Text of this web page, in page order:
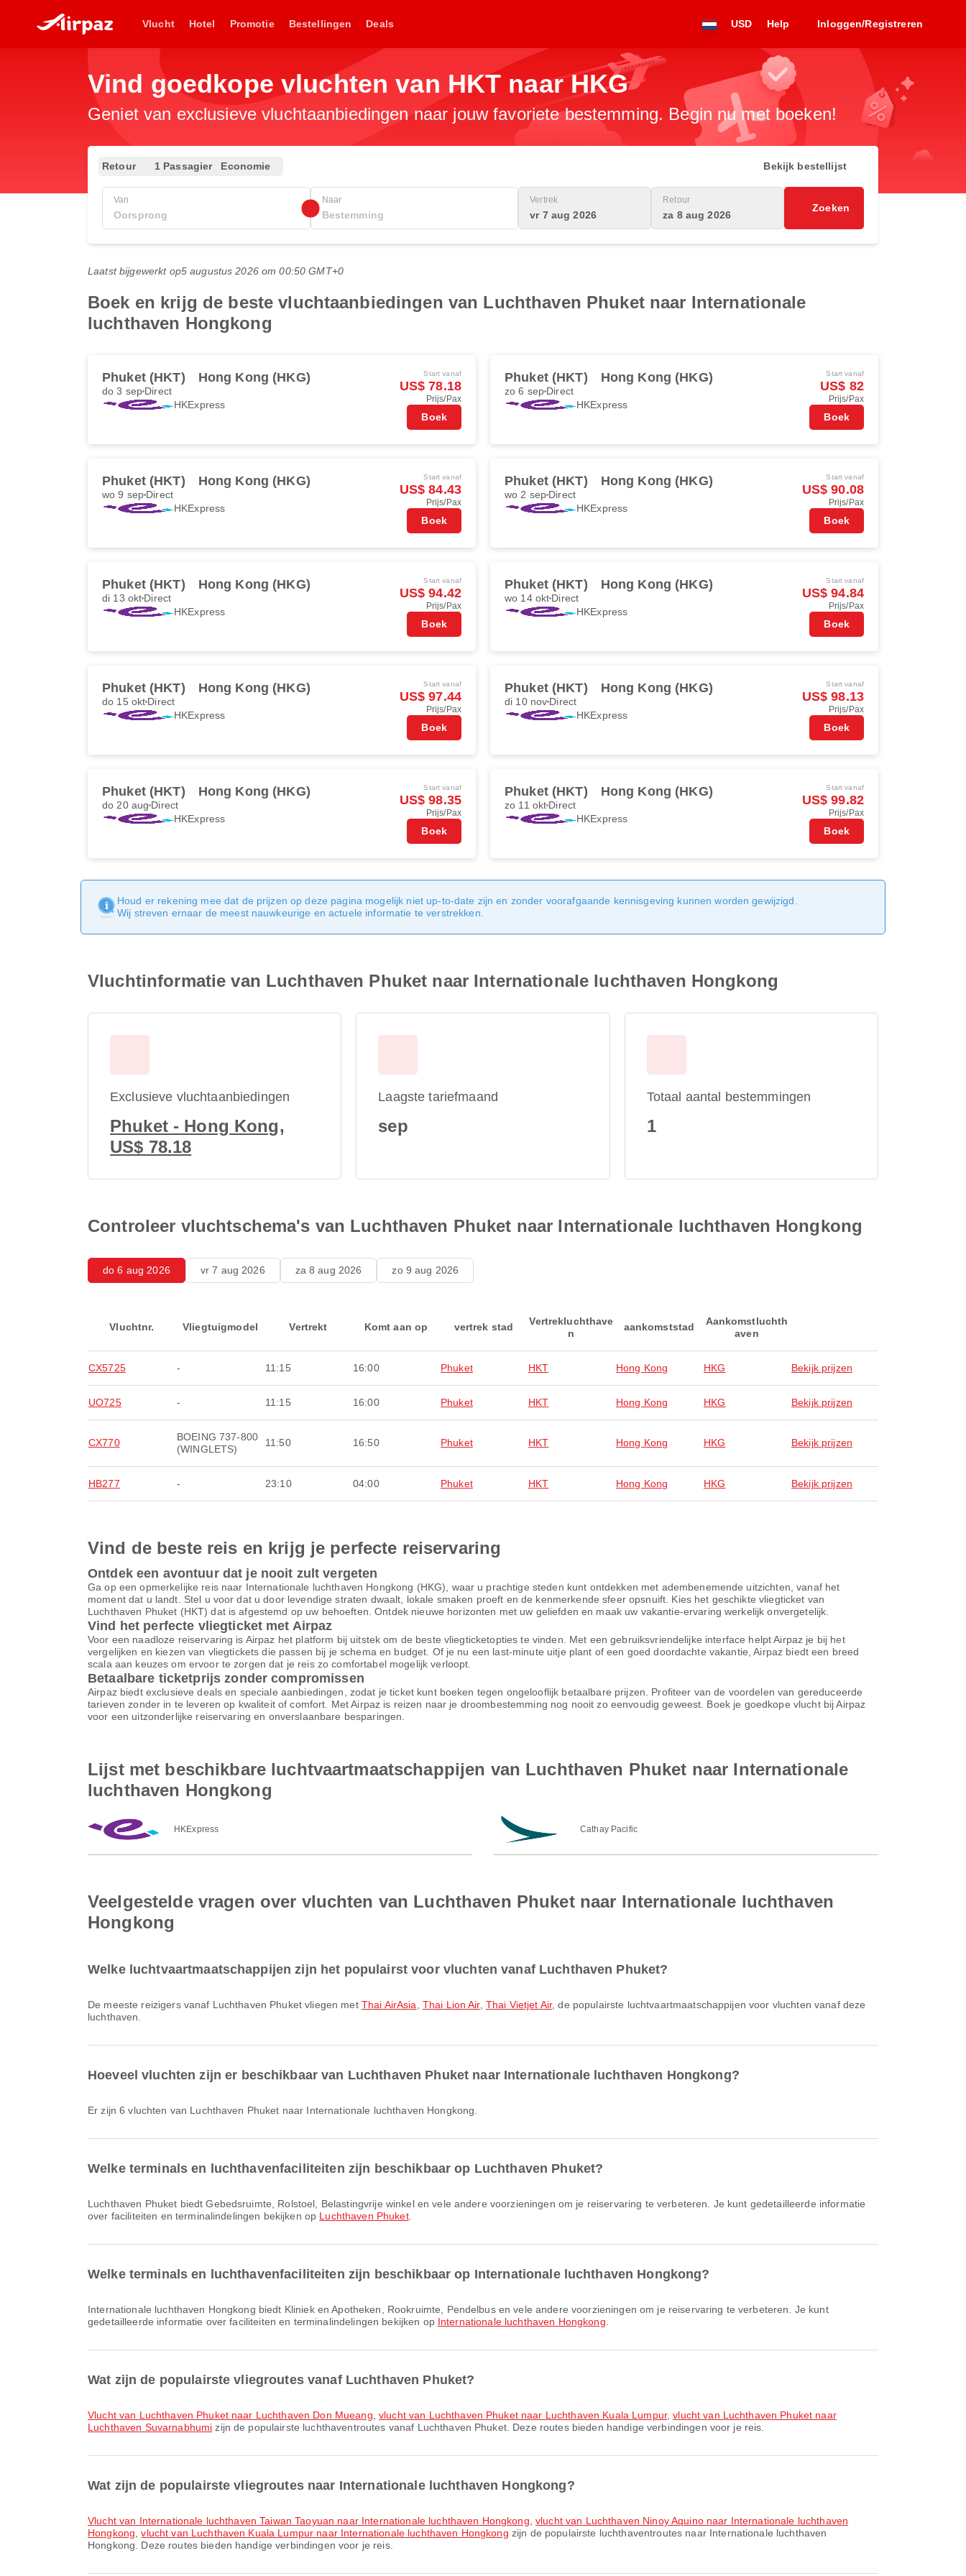
Vlucht Hotel Promotie Bestellingen Deals USD Help Inloggen/Registreren
Vind goedkope vluchten van HKT naar HKG
Geniet van exclusieve vluchtaanbiedingen naar jouw favoriete bestemming. Begin nu met boeken!
Retour 1 Passagier Economie Bekijk bestellijst
Van Naar Vertrek
vr 7 aug 2026
Retour
za 8 aug 2026
Zoeken
Laatst bijgewerkt op5 augustus 2026 om 00:50 GMT+0
Boek en krijg de beste vluchtaanbiedingen van Luchthaven Phuket naar Internationale
luchthaven Hongkong
Phuket (HKT) Hong Kong (HKG)
do 3 sep Direct
HKExpress
Start vanaf
US$ 78.18
Prijs/Pax
Boek
Phuket (HKT) Hong Kong (HKG)
zo 6 sep Direct
HKExpress
Start vanaf
US$ 82
Prijs/Pax
Boek
Phuket (HKT) Hong Kong (HKG)
wo 9 sep Direct
HKExpress
Start vanaf
US$ 84.43
Prijs/Pax
Boek
Phuket (HKT) Hong Kong (HKG)
wo 2 sep Direct
HKExpress
Start vanaf
US$ 90.08
Prijs/Pax
Boek
Phuket (HKT) Hong Kong (HKG)
di 13 okt Direct
HKExpress
Start vanaf
US$ 94.42
Prijs/Pax
Boek
Phuket (HKT) Hong Kong (HKG)
wo 14 okt Direct
HKExpress
Start vanaf
US$ 94.84
Prijs/Pax
Boek
Phuket (HKT) Hong Kong (HKG)
do 15 okt Direct
HKExpress
Start vanaf
US$ 97.44
Prijs/Pax
Boek
Phuket (HKT) Hong Kong (HKG)
di 10 nov Direct
HKExpress
Start vanaf
US$ 98.13
Prijs/Pax
Boek
Phuket (HKT) Hong Kong (HKG)
do 20 aug Direct
HKExpress
Start vanaf
US$ 98.35
Prijs/Pax
Boek
Phuket (HKT) Hong Kong (HKG)
zo 11 okt Direct
HKExpress
Start vanaf
US$ 99.82
Prijs/Pax
Boek
Houd er rekening mee dat de prijzen op deze pagina mogelijk niet up-to-date zijn en zonder voorafgaande kennisgeving kunnen worden gewijzigd.
Wij streven ernaar de meest nauwkeurige en actuele informatie te verstrekken.
Vluchtinformatie van Luchthaven Phuket naar Internationale luchthaven Hongkong
Exclusieve vluchtaanbiedingen
Phuket - Hong Kong,
US$ 78.18
Laagste tariefmaand
sep
Totaal aantal bestemmingen
1
Controleer vluchtschema's van Luchthaven Phuket naar Internationale luchthaven Hongkong
do 6 aug 2026 vr 7 aug 2026 za 8 aug 2026 zo 9 aug 2026
Vluchtnr. Vliegtuigmodel Vertrekt Komt aan op vertrek stad
Vertrekluchthave
n
aankomststad
Aankomstluchth
aven
CX5725 - 11:15 16:00 Phuket HKT Hong Kong HKG Bekijk prijzen
UO725 - 11:15 16:00 Phuket HKT Hong Kong HKG Bekijk prijzen
CX770
BOEING 737-800
(WINGLETS)
11:50 16:50 Phuket HKT Hong Kong HKG Bekijk prijzen
HB277 - 23:10 04:00 Phuket HKT Hong Kong HKG Bekijk prijzen
Vind de beste reis en krijg je perfecte reiservaring
Ontdek een avontuur dat je nooit zult vergeten
Ga op een opmerkelijke reis naar Internationale luchthaven Hongkong (HKG), waar u prachtige steden kunt ontdekken met adembenemende uitzichten, vanaf het
moment dat u landt. Stel u voor dat u door levendige straten dwaalt, lokale smaken proeft en de kenmerkende sfeer opsnuift. Kies het geschikte vliegticket van
Luchthaven Phuket (HKT) dat is afgestemd op uw behoeften. Ontdek nieuwe horizonten met uw geliefden en maak uw vakantie-ervaring werkelijk onvergetelijk.
Vind het perfecte vliegticket met Airpaz
Voor een naadloze reiservaring is Airpaz het platform bij uitstek om de beste vliegticketopties te vinden. Met een gebruiksvriendelijke interface helpt Airpaz je bij het
vergelijken en kiezen van vliegtickets die passen bij je schema en budget. Of je nu een last-minute uitje plant of een goed doordachte vakantie, Airpaz biedt een breed
scala aan keuzes om ervoor te zorgen dat je reis zo comfortabel mogelijk verloopt.
Betaalbare ticketprijs zonder compromissen
Airpaz biedt exclusieve deals en speciale aanbiedingen, zodat je ticket kunt boeken tegen ongelooflijk betaalbare prijzen. Profiteer van de voordelen van gereduceerde
tarieven zonder in te leveren op kwaliteit of comfort. Met Airpaz is reizen naar je droombestemming nog nooit zo eenvoudig geweest. Boek je goedkope vlucht bij Airpaz
voor een uitzonderlijke reiservaring en onverslaanbare besparingen.
Lijst met beschikbare luchtvaartmaatschappijen van Luchthaven Phuket naar Internationale
luchthaven Hongkong
HKExpress Cathay Pacific
Veelgestelde vragen over vluchten van Luchthaven Phuket naar Internationale luchthaven
Hongkong
Welke luchtvaartmaatschappijen zijn het populairst voor vluchten vanaf Luchthaven Phuket?
De meeste reizigers vanaf Luchthaven Phuket vliegen met Thai AirAsia Thai Lion Air, Thai Vietjet Air, de populairste luchtvaartmaatschappijen voor vluchten vanaf deze
luchthaven.
Hoeveel vluchten zijn er beschikbaar van Luchthaven Phuket naar Internationale luchthaven Hongkong?
Er zijn 6 vluchten van Luchthaven Phuket naar Internationale luchthaven Hongkong.
Welke terminals en luchthavenfaciliteiten zijn beschikbaar op Luchthaven Phuket?
Luchthaven Phuket biedt Gebedsruimte, Rolstoel, Belastingvrije winkel en vele andere voorzieningen om je reiservaring te verbeteren. Je kunt gedetailleerde informatie
over faciliteiten en terminalindelingen bekijken op Luchthaven Phuket.
Welke terminals en luchthavenfaciliteiten zijn beschikbaar op Internationale luchthaven Hongkong?
Internationale luchthaven Hongkong biedt Kliniek en Apotheken, Rookruimte, Pendelbus en vele andere voorzieningen om je reiservaring te verbeteren. Je kunt
gedetailleerde informatie over faciliteiten en terminalindelingen bekijken op Internationale luchthaven Hongkong
Wat zijn de populairste vliegroutes vanaf Luchthaven Phuket?
vlucht van Luchthaven Phuket naar Luchthaven Don Mueang vlucht van Luchthaven Phuket naar Luchthaven Kuala Lumpur,vlucht van Luchthaven Phuket naar
Luchthaven Suvarnabhumi zijn de populairste luchthaventroutes vanaf Luchthaven Phuket. Deze routes bieden handige verbindingen voor je reis.
Wat zijn de populairste vliegroutes naar Internationale luchthaven Hongkong?
vlucht van Internationale luchthaven Taiwan Taoyuan naar Internationale luchthaven Hongkong ,vlucht van Luchthaven Ninoy Aquino naar Internationale luchthaven
Hongkong ,vlucht van Luchthaven Kuala Lumpur naar Internationale luchthaven Hongkong zijn de populairste luchthaventroutes naar Internationale luchthaven
Hongkong. Deze routes bieden handige verbindingen voor je reis.